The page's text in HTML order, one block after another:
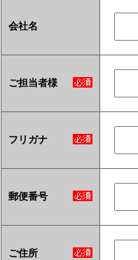
会社名
ご担当者様
フリガナ
郵便番号
ご住所